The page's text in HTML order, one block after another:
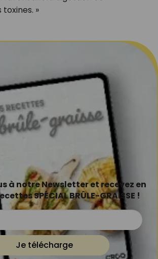
toxines. »
à notre Newsletter et recevez en
SPÉCIAL BRÛLE-GRAISSE !
Je télécharge